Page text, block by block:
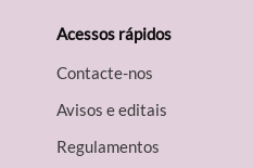
Acessos rápidos
Contacte-nos
Avisos e editais
Regulamentos